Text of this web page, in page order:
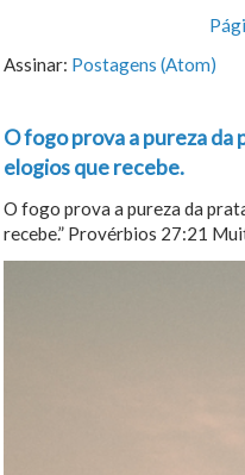
Assinar: Postagens (Atom)
O fogo prova a pureza da
elogios que recebe.
O fogo prova a pureza da
recebe.” Provérbios 27:21